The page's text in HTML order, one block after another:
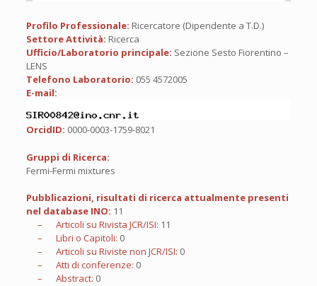
Profilo Professionale: Ricercatore (Dipendente a T.D.)
Settore Attività: Ricerca
Ufficio/Laboratorio principale: Sezione Sesto Fiorentino –
LENS
Telefono Laboratorio: 055 4572005
E-mail:
OrcidID: 0000-0003-1759-8021
Gruppi di Ricerca:
Fermi-Fermi mixtures
Pubblicazioni, risultati di ricerca attualmente presenti
nel database INO: 11
– Articoli su Rivista JCR/ISI: 11
– Libri o Capitoli: 0
– Articoli su Riviste non JCR/ISI: 0
– Atti di conferenze: 0
– Abstract: 0